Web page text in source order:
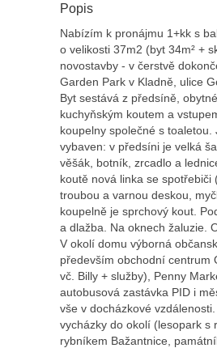
Popis
Nabízím k pronájmu 1+kk s
o velikosti 37m2 (byt 34m² +
novostavby - v čerstvě
Garden Park v Kladně, ulice
Byt sestává z předsíně,
kuchyňským koutem a
koupelny společné s toaletou.
vybaven: v předsíni je velká
věšák, botník, zrcadlo a
koutě nová linka se spotřebiči
troubou a varnou deskou,
koupelně je sprchový kout.
a dlažba. Na oknech žaluzie.
V okolí domu výborná
především obchodní centrum
vč. Billy + služby), Penny
autobusová zastávka PID i
vše v docházkové
vycházky do okolí (lesopark s
rybníkem Bažantnice,